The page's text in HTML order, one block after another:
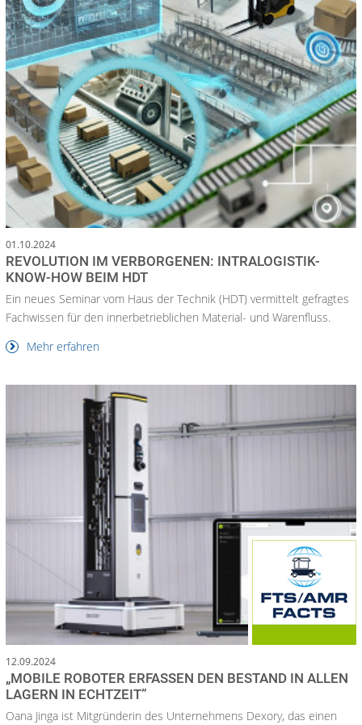
01.10.2024
REVOLUTION IM VERBORGENEN: INTRALOGISTIK-
KNOW-HOW BEIM HDT
Ein neues Seminar vom Haus der Technik (HDT) vermittelt gefragtes
Fachwissen für den innerbetrieblichen Material- und Warenfluss.
Mehr erfahren
12.09.2024
„MOBILE ROBOTER ERFASSEN DEN BESTAND IN ALLEN
LAGERN IN ECHTZEIT”
Oana Jinga ist Mitgründerin des Unternehmens Dexory, das einen